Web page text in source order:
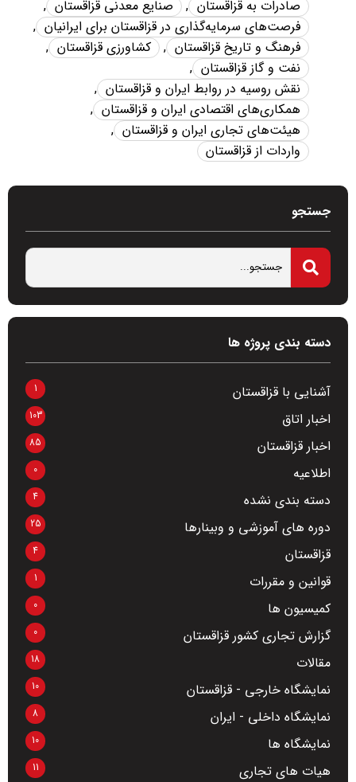
صادرات به قزاقستان , صنایع معدنی قزاقستان ,
فرصت‌های سرمایه‌گذاری در قزاقستان برای ایرانیان ,
فرهنگ و تاریخ قزاقستان , کشاورزی قزاقستان ,
نفت و گاز قزاقستان ,
نقش روسیه در روابط ایران و قزاقستان ,
همکاری‌های اقتصادی ایران و قزاقستان ,
هیئت‌های تجاری ایران و قزاقستان ,
واردات از قزاقستان
جستجو
دسته بندی پروژه ها
آشنایی با قزاقستان 1
اخبار اتاق 103
اخبار قزاقستان 85
اطلاعیه 0
دسته بندی نشده 4
دوره های آموزشی و وبینارها 25
قزاقستان 4
قوانین و مقررات 1
کمیسیون ها 0
گزارش تجاری کشور قزاقستان 0
مقالات 18
نمایشگاه خارجی - قزاقستان 10
نمایشگاه داخلی - ایران 8
نمایشگاه ها 10
هیات های تجاری 11